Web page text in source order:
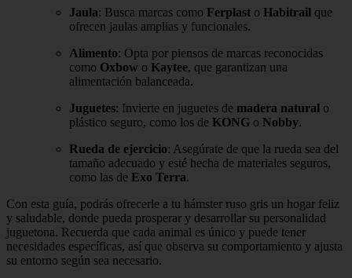
Jaula: Busca marcas como Ferplast o Habitrail que
ofrecen jaulas amplias y funcionales.
Alimento: Opta por piensos de marcas reconocidas
como Oxbow o Kaytee, que garantizan una
alimentación balanceada.
Juguetes: Invierte en juguetes de madera natural o
plástico seguro, como los de KONG o Nobby.
Rueda de ejercicio: Asegúrate de que la rueda sea del
tamaño adecuado y esté hecha de materiales seguros,
como las de Exo Terra.
Con esta guía, podrás ofrecerle a tu hámster ruso gris un hogar feliz
y saludable, donde pueda prosperar y desarrollar su personalidad
juguetona. Recuerda que cada animal es único y puede tener
necesidades específicas, así que observa su comportamiento y ajusta
su entorno según sea necesario.